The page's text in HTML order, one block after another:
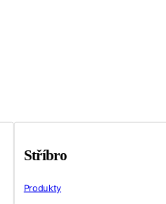
Stříbro
Produkty